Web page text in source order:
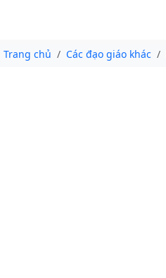
Trang chủ Các đạo giáo khác